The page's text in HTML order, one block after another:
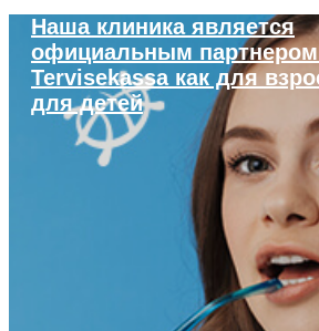
Наша клиника является
официальным
Tervisekassa как для
для детей